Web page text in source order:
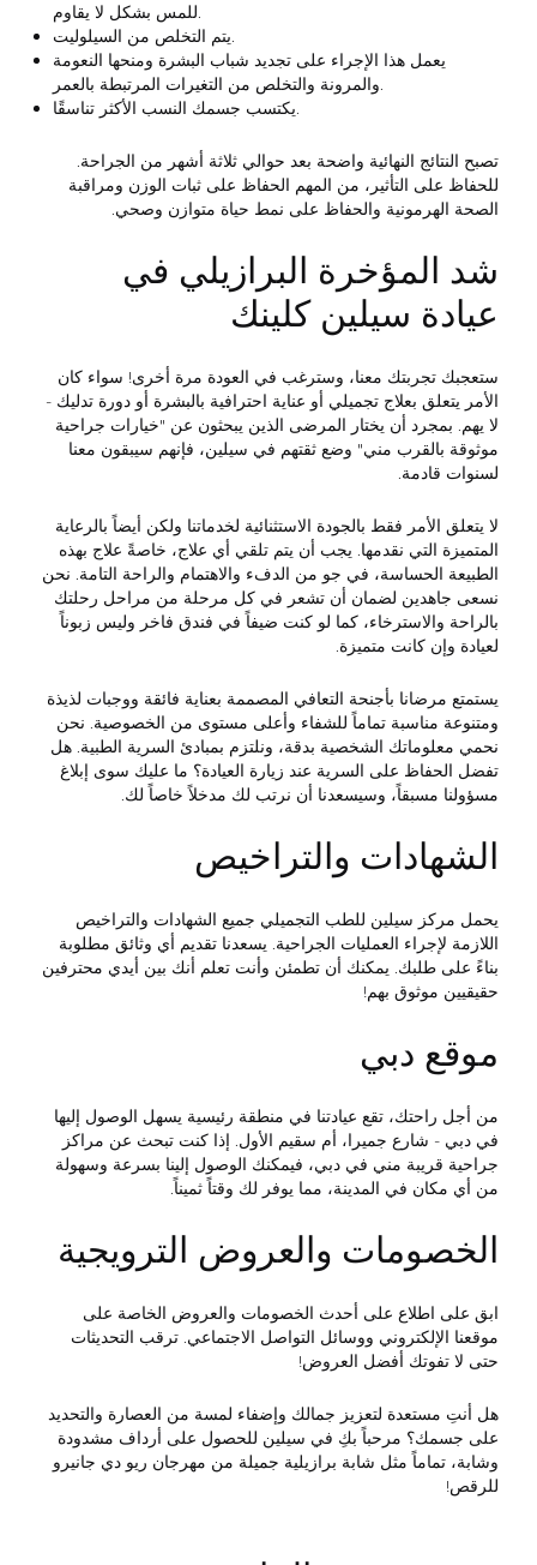
للمس بشكل لا يقاوم.
يتم التخلص من السيلوليت.
يعمل هذا الإجراء على تجديد شباب البشرة ومنحها النعومة
والمرونة والتخلص من التغيرات المرتبطة بالعمر.
يكتسب جسمك النسب الأكثر تناسقًا.
تصبح النتائج النهائية واضحة بعد حوالي ثلاثة أشهر من الجراحة.
للحفاظ على التأثير، من المهم الحفاظ على ثبات الوزن ومراقبة
الصحة الهرمونية والحفاظ على نمط حياة متوازن وصحي.
شد المؤخرة البرازيلي في
عيادة سيلين كلينك
ستعجبك تجربتك معنا، وسترغب في العودة مرة أخرى! سواء كان
الأمر يتعلق بعلاج تجميلي أو عناية احترافية بالبشرة أو دورة تدليك -
لا يهم. بمجرد أن يختار المرضى الذين يبحثون عن "خيارات جراحية
موثوقة بالقرب مني" وضع ثقتهم في سيلين، فإنهم سيبقون معنا
لسنوات قادمة.
لا يتعلق الأمر فقط بالجودة الاستثنائية لخدماتنا ولكن أيضاً بالرعاية
المتميزة التي نقدمها. يجب أن يتم تلقي أي علاج، خاصةً علاج بهذه
الطبيعة الحساسة، في جو من الدفء والاهتمام والراحة التامة. نحن
نسعى جاهدين لضمان أن تشعر في كل مرحلة من مراحل رحلتك
بالراحة والاسترخاء، كما لو كنت ضيفاً في فندق فاخر وليس زبوناً
لعيادة وإن كانت متميزة.
يستمتع مرضانا بأجنحة التعافي المصممة بعناية فائقة ووجبات لذيذة
ومتنوعة مناسبة تماماً للشفاء وأعلى مستوى من الخصوصية. نحن
نحمي معلوماتك الشخصية بدقة، ونلتزم بمبادئ السرية الطبية. هل
تفضل الحفاظ على السرية عند زيارة العيادة؟ ما عليك سوى إبلاغ
مسؤولنا مسبقاً، وسيسعدنا أن نرتب لك مدخلاً خاصاً لك.
الشهادات والتراخيص
يحمل مركز سيلين للطب التجميلي جميع الشهادات والتراخيص
اللازمة لإجراء العمليات الجراحية. يسعدنا تقديم أي وثائق مطلوبة
بناءً على طلبك. يمكنك أن تطمئن وأنت تعلم أنك بين أيدي محترفين
حقيقيين موثوق بهم!
موقع دبي
من أجل راحتك، تقع عيادتنا في منطقة رئيسية يسهل الوصول إليها
في دبي - شارع جميرا، أم سقيم الأول. إذا كنت تبحث عن مراكز
جراحية قريبة مني في دبي، فيمكنك الوصول إلينا بسرعة وسهولة
من أي مكان في المدينة، مما يوفر لك وقتاً ثميناً.
الخصومات والعروض الترويجية
ابق على اطلاع على أحدث الخصومات والعروض الخاصة على
موقعنا الإلكتروني ووسائل التواصل الاجتماعي. ترقب التحديثات
حتى لا تفوتك أفضل العروض!
هل أنتِ مستعدة لتعزيز جمالك وإضفاء لمسة من العصارة والتحديد
على جسمك؟ مرحباً بكِ في سيلين للحصول على أرداف مشدودة
وشابة، تماماً مثل شابة برازيلية جميلة من مهرجان ريو دي جانيرو
للرقص!